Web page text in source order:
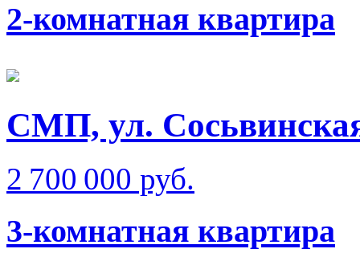
2-комнатная квартира
СМП, ул.
2 700 000 руб.
3-комнатная квартира